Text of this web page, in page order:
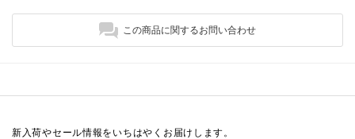
この商品に関するお問い合わせ
新入荷やセール情報をいちはやくお届けします。